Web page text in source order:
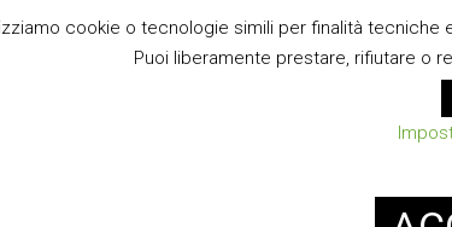
CERCA NEL SITO
cookie o tecnologie simili per finalità
Puoi liberamente prestare, rifiutare o